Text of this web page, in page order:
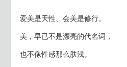
爱美是天性、会美是修行。
美，早已不是漂亮的代名词，
也不像性感那么肤浅。